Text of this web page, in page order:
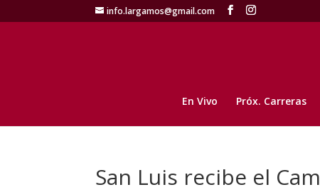
info.largamos@gmail.com
En Vivo Próx. Carreras
San Luis recibe el